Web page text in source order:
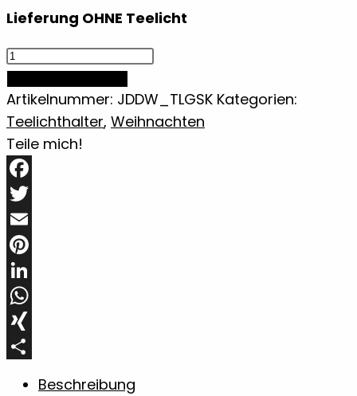
Lieferung OHNE Teelicht
Teelichthalter
Stern
(klein)
aus
Sapeli
Holz
Menge
Artikelnummer: JDDW_TLGSK Kategorien:
Teelichthalter, Weihnachten
Teile mich!
Facebook
Twitter
Email
Pinterest
LinkedIn
WhatsApp
XING
Beschreibung